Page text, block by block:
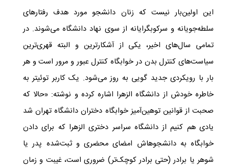
این اولین‌بار نیست که زنان دانشجو مورد هدف رفتارهای
سلطه‌جویانه و سرکوبگرایانه از سوی نهاد دانشگاه می‌شوند. در
تمامی سال‌های اخیر، یکی از آشکارترین و البته قهری‌ترین
سیاست‌های کنترل بدن در خوابگاه کنترل عبور و مرور است و هر
بار با رویکردی جدید گویی به روز می‌شود. یک کاربر توئیتر به
خاطره خودش از دانشگاه الزهرا اشاره کرده و نوشته: «حالا که
صحبت از قوانین توهین‌آمیز خوابگاه دختران دانشگاه تهران شد
یادی هم کنیم از دانشگاه سراسر دختری الزهرا که برای دادن
خوابگاه به دانشجوهاش امضای محضری و ثبت‌شده پدر یا
شوهر یا برادر (حتی برادر کوچک‌تر) ضروری است، غیبت و زمان